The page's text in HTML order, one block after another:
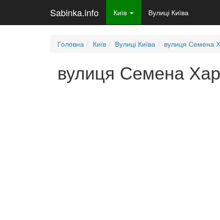
Sabinka.info Київ Вулиці Київа
Головна Київ Вулиці Київа вулиця Семена
вулиця Семена